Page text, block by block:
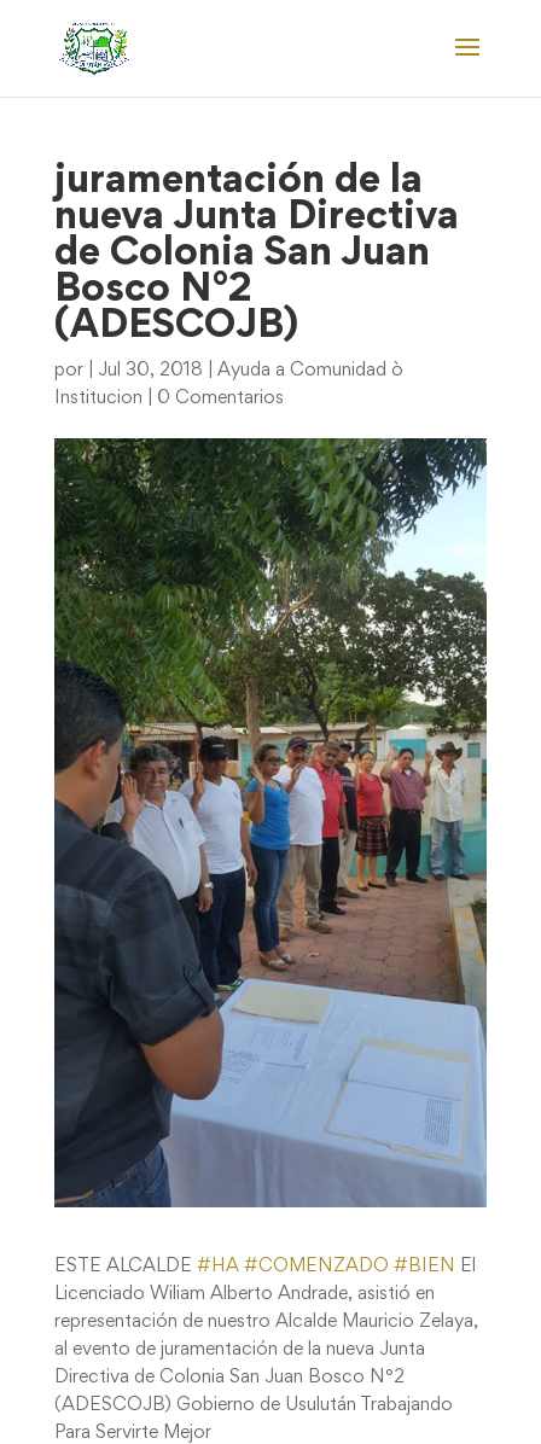
juramentación de la
nueva Junta Directiva
de Colonia San Juan
Bosco N°2
(ADESCOJB)
por Jul 30, 2018
Ayuda a Comunidad ò
Institucion
0 Comentarios
ESTE ALCALDE # HA #COMENZADO # BIEN
El
Licenciado Wiliam Alberto Andrade, asistió en
representación de nuestro Alcalde Mauricio Zelaya,
al evento de juramentación de la nueva Junta
Directiva de Colonia San Juan Bosco N°2
(ADESCOJB) Gobierno de Usulután Trabajando
Para Servirte Mejor